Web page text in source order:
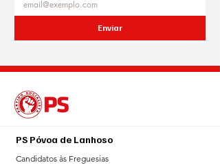
Enviar
PS Póvoa de Lanhoso
Candidatos às Freguesias